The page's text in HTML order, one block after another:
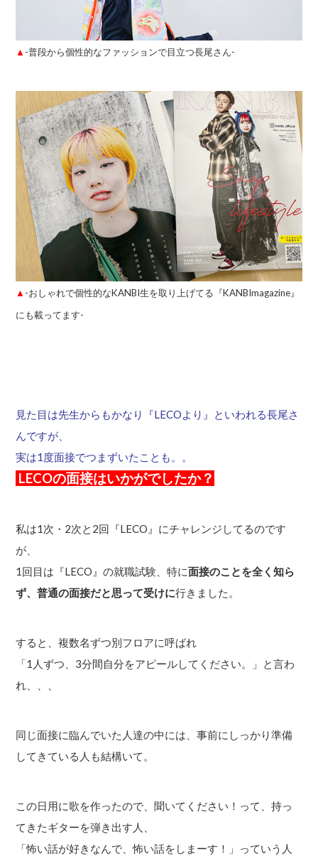
▲ -普段から個性的なファッションで目立つ長尾さん-
▲ -おしゃれで個性的なKANBI生を取り上げてる『KANBImagazine』
にも載ってます-
見た目は先生からもかなり『LECOより』といわれる長尾さ
んですが、
実は1度面接でつまずいたことも。。
LECOの面接はいかがでしたか？
私は1次・2次と2回『LECO』にチャレンジしてるのです
が、
1回目は『LECO』の就職試験、特に面接のことを全く知ら
ず、普通の面接だと思って受けに行きました。
すると、複数名ずつ別フロアに呼ばれ
「1人ずつ、3分間自分をアピールしてください。」と言わ
れ、、、
同じ面接に臨んでいた人達の中には、事前にしっかり準備
してきている人も結構いて。
この日用に歌を作ったので、聞いてください！って、持っ
てきたギターを弾き出す人、
「怖い話が好きなんで、怖い話をしまーす！」っていう人